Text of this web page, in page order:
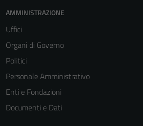
AMMINISTRAZIONE
Uffici
Organi di Governo
Politici
Personale Amministrativo
Enti e Fondazioni
Documenti e Dati